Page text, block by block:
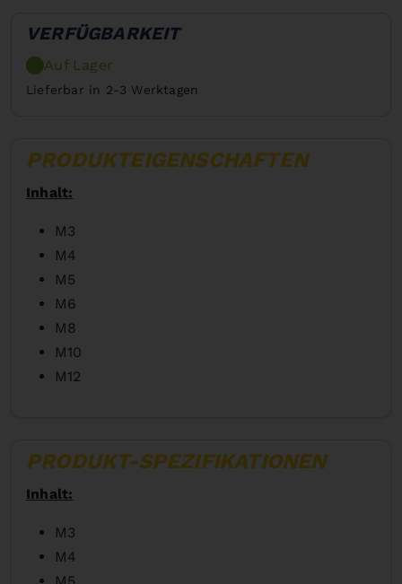
VERFÜGBARKEIT
Auf Lager
Lieferbar in 2-3 Werktagen
PRODUKTEIGENSCHAFTEN
Inhalt:
M3
M4
M5
M6
M8
M10
M12
PRODUKT-SPEZIFIKATIONEN
Inhalt:
M3
M4
M5